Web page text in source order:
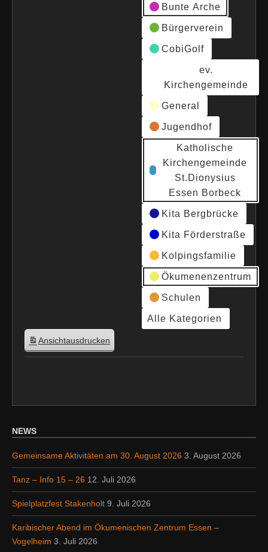
Bunte Arche
Bürgerverein
CobiGolf
ev.
Kirchengemeinde
General
Jugendhof
Katholische
Kirchengemeinde
St.Dionysius
Essen Borbeck
Kita Bergbrücke
Kita Förderstraße
Kolpingsfamilie
Ökumenenzentrum
Schulen
Alle Kategorien
Ansichtausdrucken
NEWS
Gemeinsame Aktivitäten am 30. August 2026 3. August 2026
Tanz – Info 15 – 26 12. Juli 2026
Spielplatzfest Stakenholt 9. Juli 2026
Karibischer Abend im Ökumenischen Zentrum Essen –
Vogelheim 3. Juli 2026